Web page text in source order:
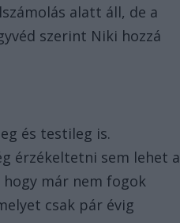
alatt áll, de a
szerint Niki hozzá
és testileg is.
érzékeltetni sem lehet a
már nem fogok
csak pár évig